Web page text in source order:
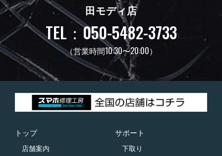
田モディ店
TEL：050-5482-3733
（営業時間10:30〜20:00）
トップ
店舗案内
サポート
下取り